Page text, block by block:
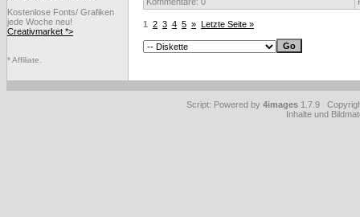
Kostenlose Fonts/ Grafiken
jede Woche neu!
Creativmarket *>
* Affiliate.
1 2 3 4 5 » Letzte Seite »
Script: Powered by 4images 1.7.9
Inhalte und